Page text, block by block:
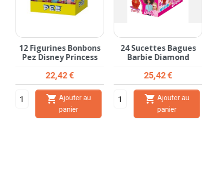
12 Figurines Bonbons
Pez Disney Princess
Prix
22,42 €

panier
24 Sucettes Bagues
Barbie Diamond
Prix
25,42 €

panier